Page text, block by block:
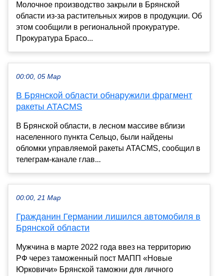
Молочное производство закрыли в Брянской
области из-за растительных жиров в продукции. Об
этом сообщили в региональной прокуратуре.
Прокуратура Брасо...
00:00, 05 Мар
В Брянской области обнаружили фрагмент
ракеты ATACMS
В Брянской области, в лесном массиве вблизи
населенного пункта Сельцо, были найдены
обломки управляемой ракеты ATACMS, сообщил в
телеграм-канале глав...
00:00, 21 Мар
Гражданин Германии лишился автомобиля в
Брянской области
Мужчина в марте 2022 года ввез на территорию
РФ через таможенный пост МАПП «Новые
Юрковичи» Брянской таможни для личного